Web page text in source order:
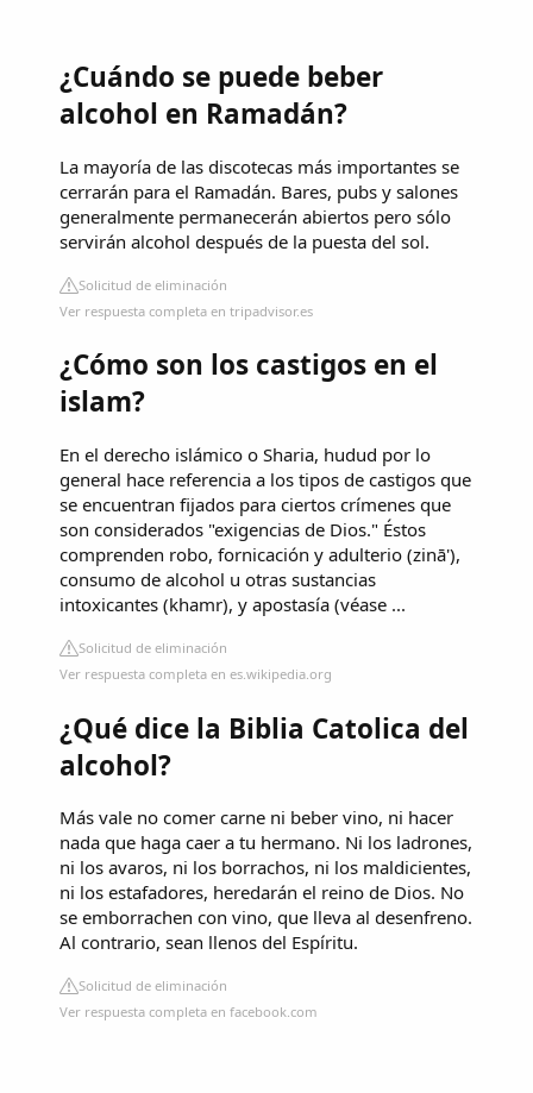
¿Cuándo se puede beber
alcohol en Ramadán?
La mayoría de las discotecas más importantes se
cerrarán para el Ramadán. Bares, pubs y salones
generalmente permanecerán abiertos pero sólo
servirán alcohol después de la puesta del sol.
Solicitud de eliminación
Ver respuesta completa en tripadvisor.es
¿Cómo son los castigos en el
islam?
En el derecho islámico o Sharia, hudud por lo
general hace referencia a los tipos de castigos que
se encuentran fijados para ciertos crímenes que
son considerados "exigencias de Dios." Éstos
comprenden robo, fornicación y adulterio (zinā'),
consumo de alcohol u otras sustancias
intoxicantes (khamr), y apostasía (véase ...
Solicitud de eliminación
Ver respuesta completa en es.wikipedia.org
¿Qué dice la Biblia Catolica del
alcohol?
Más vale no comer carne ni beber vino, ni hacer
nada que haga caer a tu hermano. Ni los ladrones,
ni los avaros, ni los borrachos, ni los maldicientes,
ni los estafadores, heredarán el reino de Dios. No
se emborrachen con vino, que lleva al desenfreno.
Al contrario, sean llenos del Espíritu.
Solicitud de eliminación
Ver respuesta completa en facebook.com